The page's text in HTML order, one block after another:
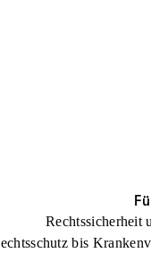
Rechtssicherheit
bis